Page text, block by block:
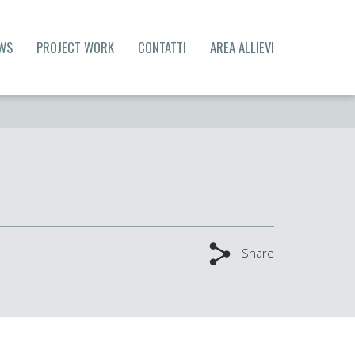
PROJECT WORK CONTATTI AREA ALLIEVI
Share